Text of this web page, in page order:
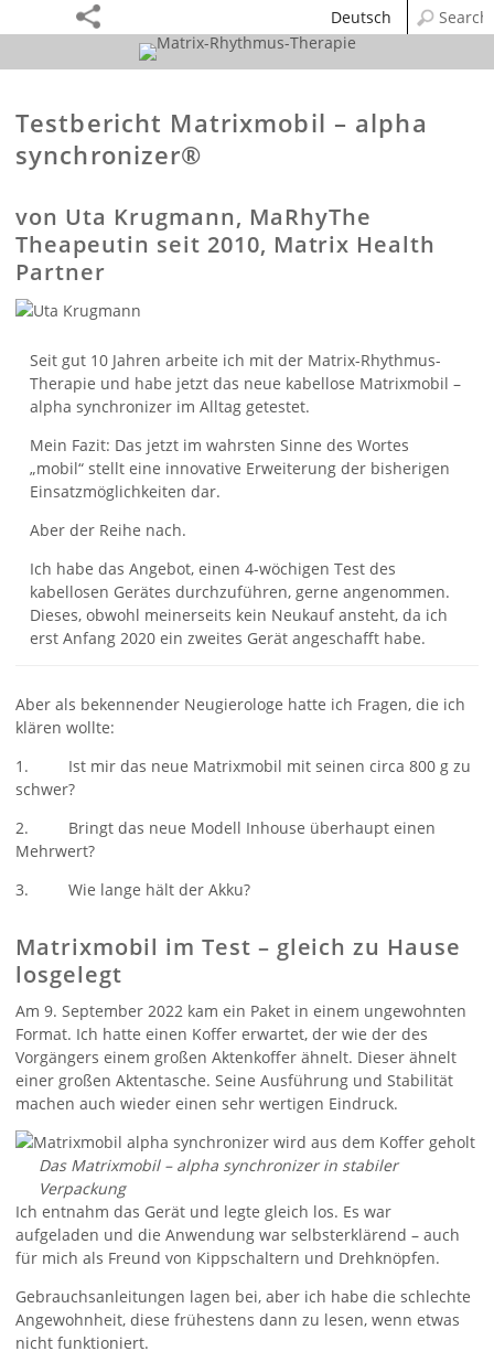
Deutsch
Testbericht Matrixmobil – alpha
synchronizer®
von Uta Krugmann, MaRhyThe
Theapeutin seit 2010, Matrix Health
Partner
Seit gut 10 Jahren arbeite ich mit der Matrix-Rhythmus-
Therapie und habe jetzt das neue kabellose Matrixmobil –
alpha synchronizer im Alltag getestet.
Mein Fazit: Das jetzt im wahrsten Sinne des Wortes
„mobil“ stellt eine innovative Erweiterung der bisherigen
Einsatzmöglichkeiten dar.
Aber der Reihe nach.
Ich habe das Angebot, einen 4-wöchigen Test des
kabellosen Gerätes durchzuführen, gerne angenommen.
Dieses, obwohl meinerseits kein Neukauf ansteht, da ich
erst Anfang 2020 ein zweites Gerät angeschafft habe.
Aber als bekennender Neugierologe hatte ich Fragen, die ich
klären wollte:
1. Ist mir das neue Matrixmobil mit seinen circa 800 g zu
schwer?
2. Bringt das neue Modell Inhouse überhaupt einen
Mehrwert?
3. Wie lange hält der Akku?
Matrixmobil im Test – gleich zu Hause
losgelegt
Am 9. September 2022 kam ein Paket in einem ungewohnten
Format. Ich hatte einen Koffer erwartet, der wie der des
Vorgängers einem großen Aktenkoffer ähnelt. Dieser ähnelt
einer großen Aktentasche. Seine Ausführung und Stabilität
machen auch wieder einen sehr wertigen Eindruck.
Das Matrixmobil – alpha synchronizer in stabiler
Verpackung
Ich entnahm das Gerät und legte gleich los. Es war
aufgeladen und die Anwendung war selbsterklärend – auch
für mich als Freund von Kippschaltern und Drehknöpfen.
Gebrauchsanleitungen lagen bei, aber ich habe die schlechte
Angewohnheit, diese frühestens dann zu lesen, wenn etwas
nicht funktioniert.